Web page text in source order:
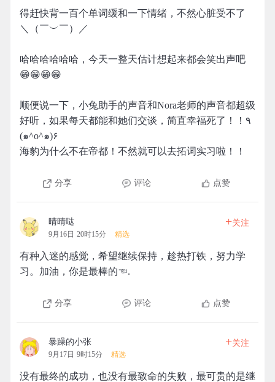
得赶快背一百个单词缓和一下情绪，不然心脏受不了
＼（￣︶￣）／
哈哈哈哈哈哈，今天一整天估计想起来都会笑出声吧
😁😁😁😁
顺便说一下，小兔助手的声音和Nora老师的声音都超级
好听，如果每天都能和她们交谈，简直幸福死了！！٩
(๑^o^๑)۶
海豹为什么不在帝都！不然就可以去拓词实习啦！！
分享 评论 点赞
晴晴哒
9月16日 20时15分 精选
+关注
有种入迷的感觉，希望继续保持，趁热打铁，努力学
习。加油，你是最棒的☜.
分享 评论 点赞
暴躁的小张
9月17日 9时15分 精选
+关注
没有最终的成功，也没有最致命的失败，最可贵的是继